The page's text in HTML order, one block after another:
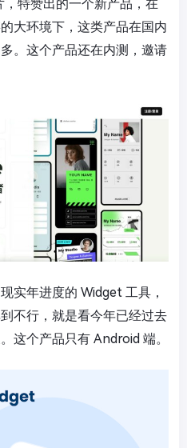
，特赞出的一个新产品，在
大环境下，这类产品在国内
。这个产品还在内测，邀请
实年进度的 Widget 工具，
不行，就是看今年已经过去
这个产品只有 Android 端。